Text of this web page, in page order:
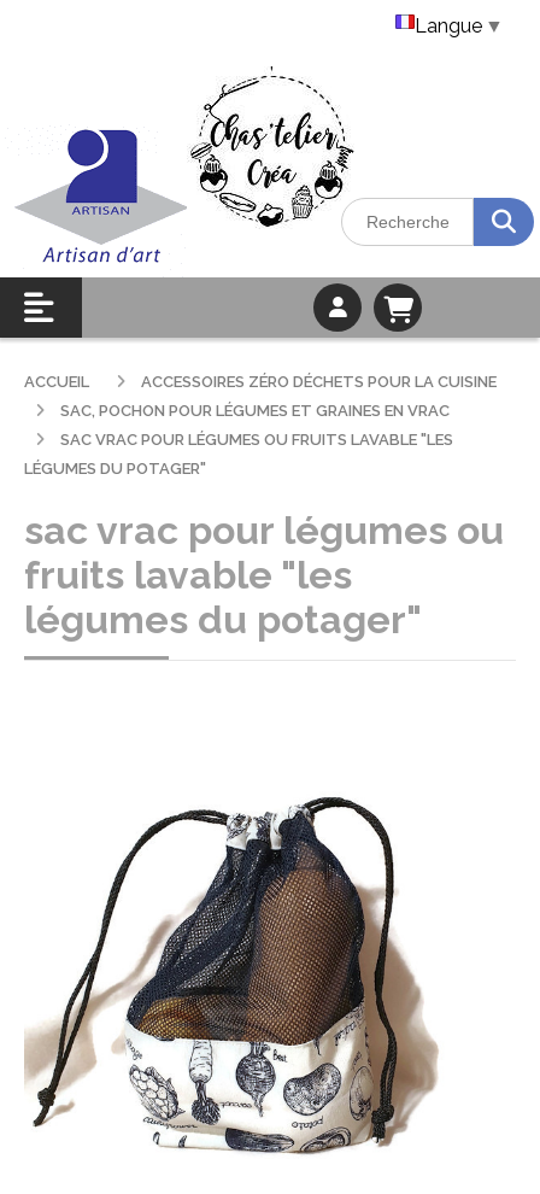
ACCUEIL
ACCESSOIRES ZÉRO DÉCHETS POUR LA CUISINE
SAC, POCHON POUR LÉGUMES ET GRAINES EN VRAC
SAC VRAC POUR LÉGUMES OU FRUITS LAVABLE "LES
LÉGUMES DU POTAGER"
sac vrac pour légumes ou
fruits lavable "les
légumes du potager"
Langue ▼